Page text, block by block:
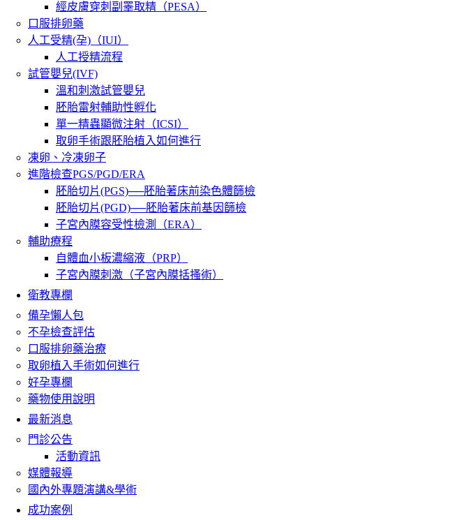
經皮膚穿刺副睪取精（PESA）
口服排卵藥
人工受精(孕)（IUI）
人工授精流程
試管嬰兒(IVF)
溫和刺激試管嬰兒
胚胎雷射輔助性孵化
單一精蟲顯微注射（ICSI）
取卵手術跟胚胎植入如何進行
凍卵、冷凍卵子
進階檢查PGS/PGD/ERA
胚胎切片(PGS)──胚胎著床前染色體篩檢
胚胎切片(PGD)──胚胎著床前基因篩檢
子宮內膜容受性檢測（ERA）
輔助療程
自體血小板濃縮液（PRP）
子宮內膜刺激（子宮內膜括搔術）
衛教專欄
備孕懶人包
不孕檢查評估
口服排卵藥治療
取卵植入手術如何進行
好孕專欄
藥物使用說明
最新消息
門診公告
活動資訊
媒體報導
國內外專題演講&學術
成功案例